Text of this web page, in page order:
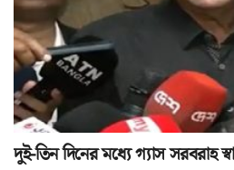
দুই-তিন দিনের মধ্যে গ্যাস সরবরাহ